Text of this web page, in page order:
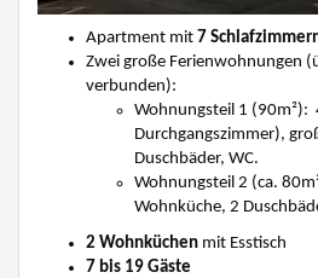
Apartment mit 7
Zwei große Ferienwohnungen
verbunden):
Wohnungsteil 1 (90m²):
Durchgangszimmer),
Duschbäder, WC.
Wohnungsteil 2 (ca.
Wohnküche, 2
2 Wohnküchen mit Esstisch
7 bis 19 Gäste